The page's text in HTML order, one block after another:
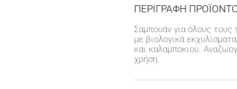
ΠΕΡΙΓΡΑΦΗ
Σαμπουάν για όλους τους
με βιολογικά
και καλαμποκιού.
χρήση.